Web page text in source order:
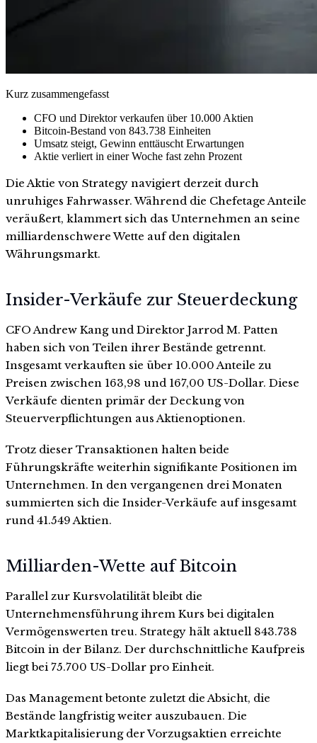
Kurz zusammengefasst
CFO und Direktor verkaufen über 10.000 Aktien
Bitcoin-Bestand von 843.738 Einheiten
Umsatz steigt, Gewinn enttäuscht Erwartungen
Aktie verliert in einer Woche fast zehn Prozent
Die Aktie von Strategy navigiert derzeit durch
unruhiges Fahrwasser. Während die Chefetage Anteile
veräußert, klammert sich das Unternehmen an seine
milliardenschwere Wette auf den digitalen
Währungsmarkt.
Insider-Verkäufe zur Steuerdeckung
CFO Andrew Kang und Direktor Jarrod M. Patten
haben sich von Teilen ihrer Bestände getrennt.
Insgesamt verkauften sie über 10.000 Anteile zu
Preisen zwischen 163,98 und 167,00 US-Dollar. Diese
Verkäufe dienten primär der Deckung von
Steuerverpflichtungen aus Aktienoptionen.
Trotz dieser Transaktionen halten beide
Führungskräfte weiterhin signifikante Positionen im
Unternehmen. In den vergangenen drei Monaten
summierten sich die Insider-Verkäufe auf insgesamt
rund 41.549 Aktien.
Milliarden-Wette auf Bitcoin
Parallel zur Kursvolatilität bleibt die
Unternehmensführung ihrem Kurs bei digitalen
Vermögenswerten treu. Strategy hält aktuell 843.738
Bitcoin in der Bilanz. Der durchschnittliche Kaufpreis
liegt bei 75.700 US-Dollar pro Einheit.
Das Management betonte zuletzt die Absicht, die
Bestände langfristig weiter auszubauen. Die
Marktkapitalisierung der Vorzugsaktien erreichte